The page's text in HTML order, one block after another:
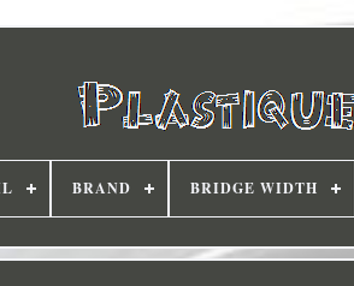
BRAND BRIDGE WIDTH